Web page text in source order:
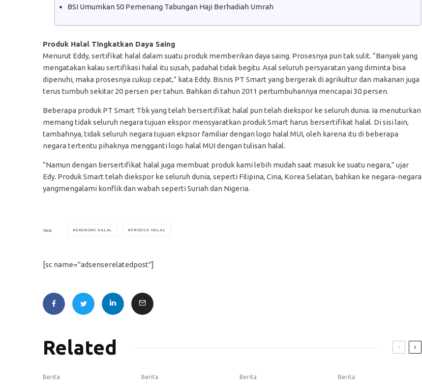
BSI Umumkan 50 Pemenang Tabungan Haji Berhadiah Umrah
Produk Halal Tingkatkan Daya Saing
Menurut Eddy, sertifikat halal dalam suatu produk memberikan daya saing. Prosesnya pun tak sulit. “Banyak yang
mengatakan kalau sertifikasi halal itu susah, padahal tidak begitu. Asal seluruh persyaratan yang diminta bisa
dipenuhi, maka prosesnya cukup cepat,” kata Eddy. Bisnis PT Smart yang bergerak di agrikultur dan makanan juga
terus tumbuh sekitar 20 persen per tahun. Bahkan di tahun 2011 pertumbuhannya mencapai 30 persen.
Beberapa produk PT Smart Tbk yang telah bersertifikat halal pun telah diekspor ke seluruh dunia. Ia menuturkan
memang tidak seluruh negara tujuan ekspor mensyaratkan produk Smart harus bersertifikat halal. Di sisi lain,
tambahnya, tidak seluruh negara tujuan ekpsor familiar dengan logo halal MUI, oleh karena itu di beberapa
negara tertentu pihaknya mengganti logo halal MUI dengan tulisan halal.
“Namun dengan bersertifikat halal juga membuat produk kami lebih mudah saat masuk ke suatu negara,” ujar
Edy. Produk Smart telah diekspor ke seluruh dunia, seperti Filipina, Cina, Korea Selatan, bahkan ke negara-negara
yangmengalami konflik dan wabah seperti Suriah dan Nigeria.
TAGS EKONOMI HALAL PRODUK HALAL
[sc name="adsenserelatedpost"]
Related
Berita Berita Berita Berita